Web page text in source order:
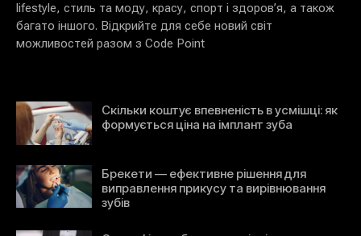
lifestyle, стиль та моду, красу, спорт і здоров’я, а також
багато іншого. Відкрийте для себе новий світ
можливостей разом з Code Point
Скільки коштує впевненість в усмішці: як
формується ціна на імплант зуба
Брекети — ефективне рішення для
виправлення прикусу та вирівнювання
зубів